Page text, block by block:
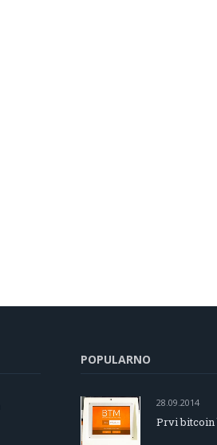
POPULARNO
28.09.2014
Prvi bitcoin